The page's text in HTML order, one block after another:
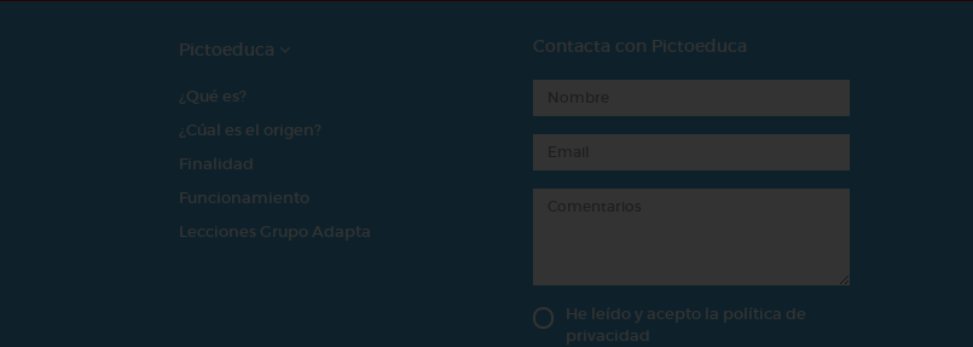
Pictoeduca
¿Qué es?
¿Cúal es el origen?
Finalidad
Funcionamiento
Lecciones Grupo Adapta
Contacta con Pictoeduca
He leído y acepto la política de
privacidad